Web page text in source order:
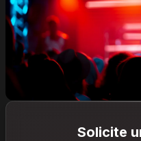
Solicite